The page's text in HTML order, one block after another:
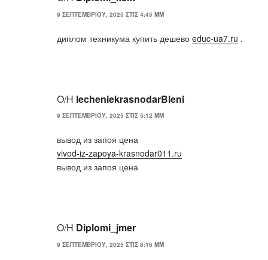
9 ΣΕΠΤΕΜΒΡΊΟΥ, 2025 ΣΤΙΣ 4:45 ΜΜ
диплом техникума купить дешево educ-ua7.ru .
Ο/Η lecheniekrasnodarBleni
9 ΣΕΠΤΕΜΒΡΊΟΥ, 2025 ΣΤΙΣ 5:12 ΜΜ
вывод из запоя цена
vivod-iz-zapoya-krasnodar011.ru
вывод из запоя цена
Ο/Η Diplomi_jmer
9 ΣΕΠΤΕΜΒΡΊΟΥ, 2025 ΣΤΙΣ 8:16 ΜΜ